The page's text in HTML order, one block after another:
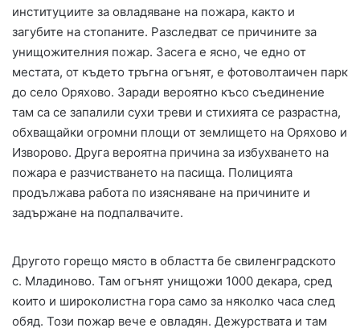
институциите за овладяване на пожара, както и
загубите на стопаните. Разследват се причините за
унищожителния пожар. Засега е ясно, че едно от
местата, от където тръгна огънят, е фотоволтаичен парк
до село Оряхово. Заради вероятно късо съединение
там са се запалили сухи треви и стихията се разрастна,
обхващайки огромни площи от землището на Оряхово и
Изворово. Друга вероятна причина за избухването на
пожара е разчистването на пасища. Полицията
продължава работа по изясняване на причините и
задържане на подпалвачите.
Другото горещо място в областта бе свиленградското
с. Младиново. Там огънят унищожи 1000 декара, сред
които и широколистна гора само за няколко часа след
обяд. Този пожар вече е овладян. Дежурствата и там